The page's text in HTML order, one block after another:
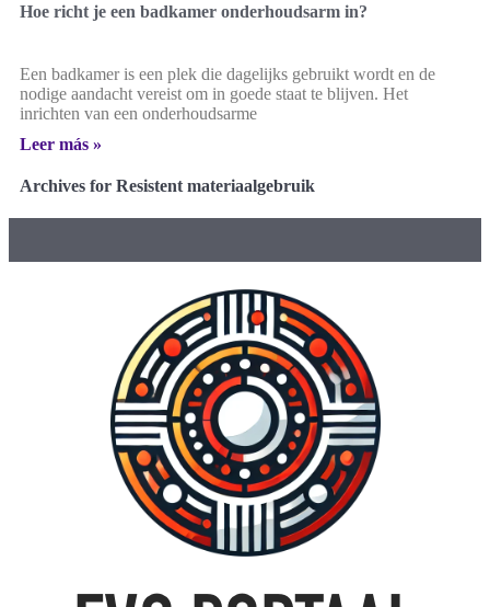
Hoe richt je een badkamer onderhoudsarm in?
Een badkamer is een plek die dagelijks gebruikt wordt en de
nodige aandacht vereist om in goede staat te blijven. Het
inrichten van een onderhoudsarme
Leer más »
Archives for Resistent materiaalgebruik